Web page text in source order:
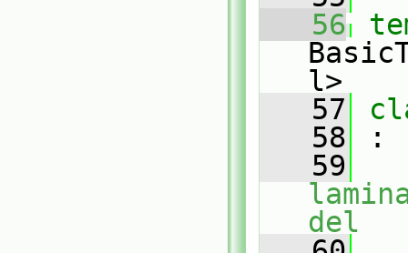
   56
l>
   57
   58
:
   59
del